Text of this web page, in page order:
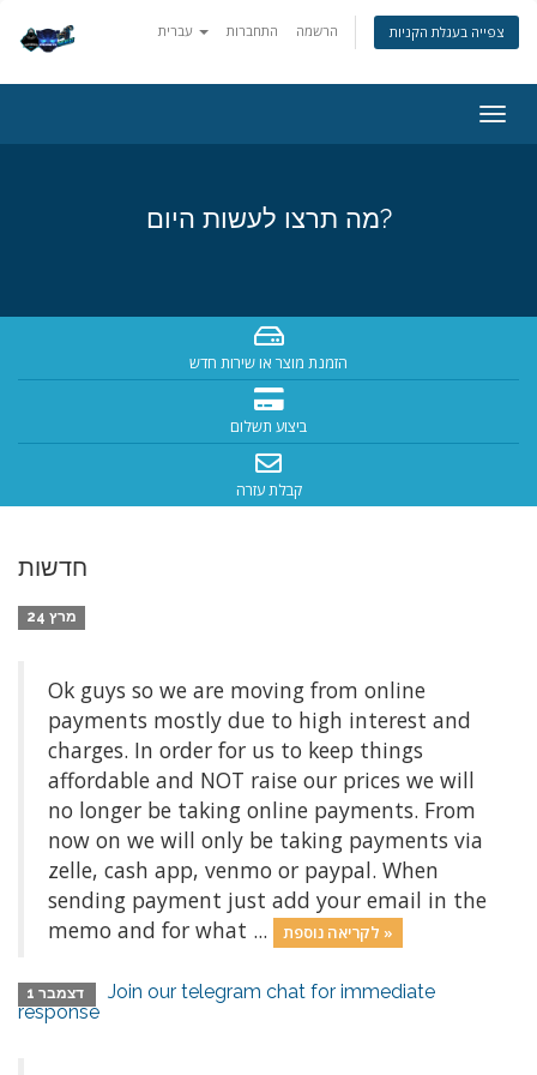
התחברות הרשמה צפייה בעגלת הקניות
מה תרצו לעשות היום?
הזמנת מוצר או שירות חדש
ביצוע תשלום
קבלת עזרה
חדשות
מרץ 24
Ok guys so we are moving from online
payments mostly due to high interest and
charges. In order for us to keep things
affordable and NOT raise our prices we will
no longer be taking online payments. From
now on we will only be taking payments via
zelle, cash app, venmo or paypal. When
sending payment just add your email in the
memo and for what ...
לקריאה נוספת »
Join our telegram chat for immediate
response